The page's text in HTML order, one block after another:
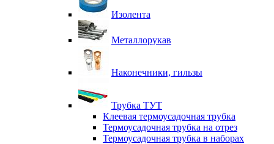
Изолента
Металлорукав
Наконечники, гильзы
Трубка ТУТ
Клеевая термоусадочная трубка
Термоусадочная трубка на отрез
Термоусадочная трубка в наборах